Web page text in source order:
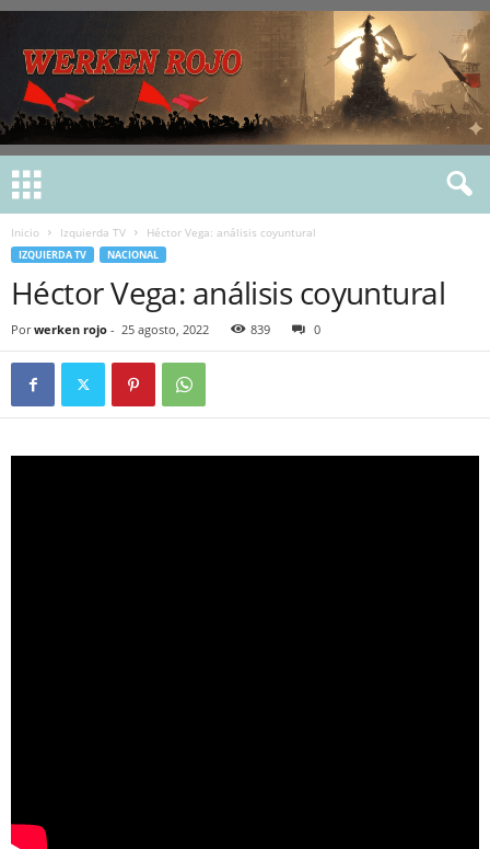
Inicio Izquierda TV Héctor Vega: análisis coyuntural
IZQUIERDA TV NACIONAL
Héctor Vega: análisis coyuntural
Por werken rojo - 25 agosto, 2022 839 0